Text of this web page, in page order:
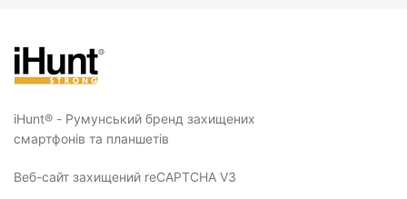
iHunt® - Румунський бренд захищених
смартфонів та планшетів
Веб-сайт захищений reCAPTCHA V3